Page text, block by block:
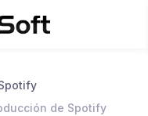
de Spotify